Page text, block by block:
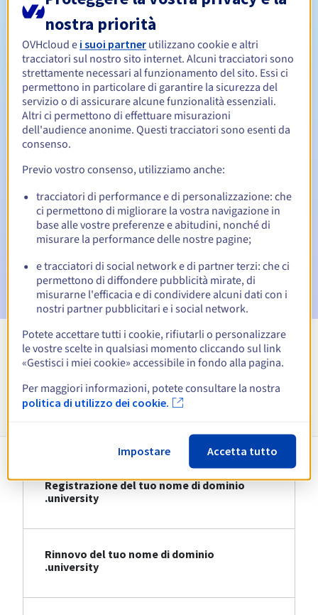
Periodo di rinnovo Da 1 a 10 anni
Redemption period 30 giorni
Email di notifica:
60, 30, 15, 7 e 3 giorni prima della
scadenza
Email il giorno della scadenzaper notificare la
sospensione del nome di dominio
Email dopo il Redemption Grace Periodper notificare la
cancellazione del nome di dominio
Visualizza tutte le estensioni
Informazioni su .university
Registrazione del tuo nome di dominio
.university
Rinnovo del tuo nome di dominio
.university
nostra priorità
OVHcloud e i suoi partner utilizzano cookie e altri
tracciatori sul nostro sito internet. Alcuni tracciatori sono
strettamente necessari al funzionamento del sito. Essi ci
permettono in particolare di garantire la sicurezza del
servizio o di assicurare alcune funzionalità essenziali.
Altri ci permettono di effettuare misurazioni
dell'audience anonime. Questi tracciatori sono esenti da
consenso.
Previo vostro consenso, utilizziamo anche:
tracciatori di performance e di personalizzazione: che
ci permettono di migliorare la vostra navigazione in
base alle vostre preferenze e abitudini, nonché di
misurare la performance delle nostre pagine;
e tracciatori di social network e di partner terzi: che ci
permettono di diffondere pubblicità mirate, di
misurarne l'efficacia e di condividere alcuni dati con i
nostri partner pubblicitari e i social network.
Potete accettare tutti i cookie, rifiutarli o personalizzare
le vostre scelte in qualsiasi momento cliccando sul link
«Gestisci i miei cookie» accessibile in fondo alla pagina.
Per maggiori informazioni, potete consultare la nostra
politica di utilizzo dei cookie.
Impostare Accetta tutto